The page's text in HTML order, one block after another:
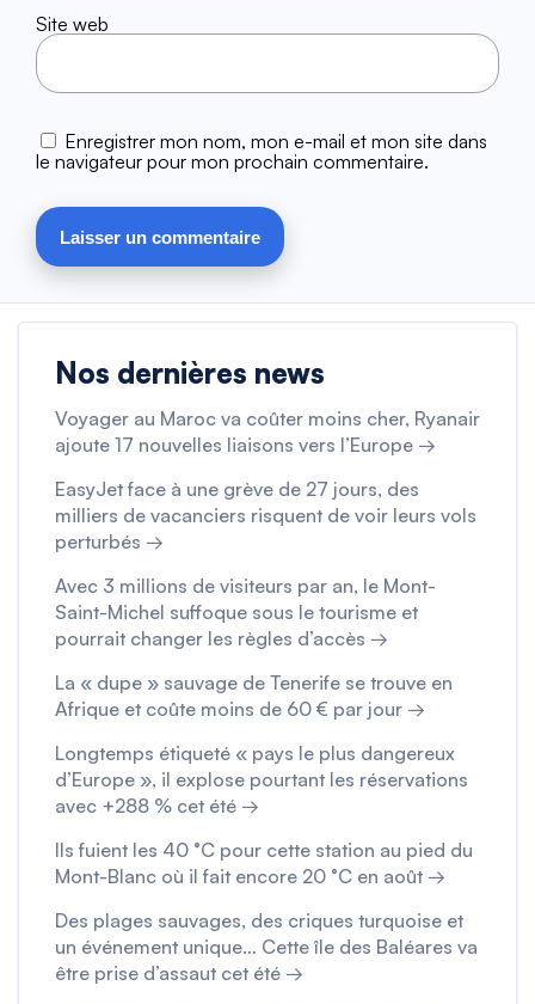
Site web
Enregistrer mon nom, mon e-mail et mon site dans
le navigateur pour mon prochain commentaire.
Nos dernières news
Voyager au Maroc va coûter moins cher, Ryanair
ajoute 17 nouvelles liaisons vers l’Europe →
EasyJet face à une grève de 27 jours, des
milliers de vacanciers risquent de voir leurs vols
perturbés →
Avec 3 millions de visiteurs par an, le Mont-
Saint-Michel suffoque sous le tourisme et
pourrait changer les règles d’accès →
La « dupe » sauvage de Tenerife se trouve en
Afrique et coûte moins de 60 € par jour →
Longtemps étiqueté « pays le plus dangereux
d’Europe », il explose pourtant les réservations
avec +288 % cet été →
Ils fuient les 40 °C pour cette station au pied du
Mont-Blanc où il fait encore 20 °C en août →
Des plages sauvages, des criques turquoise et
un événement unique… Cette île des Baléares va
être prise d’assaut cet été →